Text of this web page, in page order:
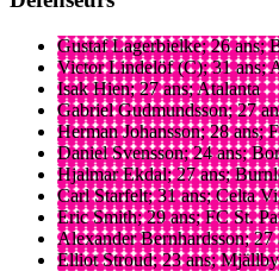
Gustaf Lagerbielke; 26 ans;
Victor Lindelöf (C); 31 ans;
Isak Hien; 27 ans; Atalanta
Gabriel Gudmundsson; 27
Herman Johansson; 28 ans;
Daniel Svensson; 24 ans;
Hjalmar Ekdal; 27 ans;
Carl Starfelt; 31 ans; Celta
Eric Smith; 29 ans; FC St.
Alexander Bernhardsson;
Elliot Stroud; 23 ans;